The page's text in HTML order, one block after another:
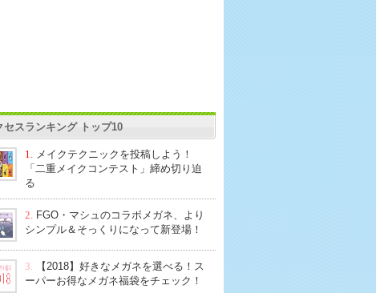
セスランキング トップ10
1.
メイクテクニックを投稿しよう！
「二重メイクコンテスト」締め切り迫
る
2. FGO・マシュのコラボメガネ、より
シンプル＆そっくりになって新登場！
3.
【2018】好きなメガネを選べる！ス
ーパーお得なメガネ福袋をチェック！